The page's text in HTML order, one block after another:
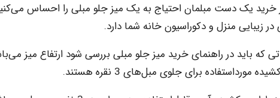
خرید یک دست مبلمان احتیاج به یک میز جلو مبلی را احساس
در زیبایی منزل و دکوراسیون خانه شما دارد.
که باید در راهنمای خرید میز جلو مبلی بررسی شود ارتفاع میز
مورداستفاده برای جلوی مبل‌های 3 نقره هستند.